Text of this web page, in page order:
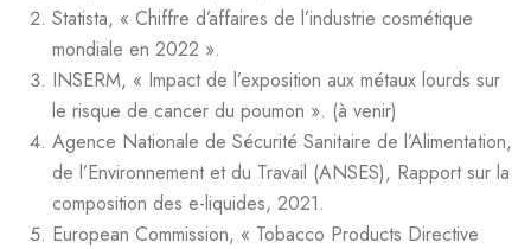
Statista, « Chiffre d’affaires de l’industrie cosmétique
mondiale en 2022 ».
INSERM, « Impact de l’exposition aux métaux lourds sur
le risque de cancer du poumon ». (à venir)
Agence Nationale de Sécurité Sanitaire de l’Alimentation,
de l’Environnement et du Travail (ANSES), Rapport sur la
composition des e-liquides, 2021.
European Commission, « Tobacco Products Directive